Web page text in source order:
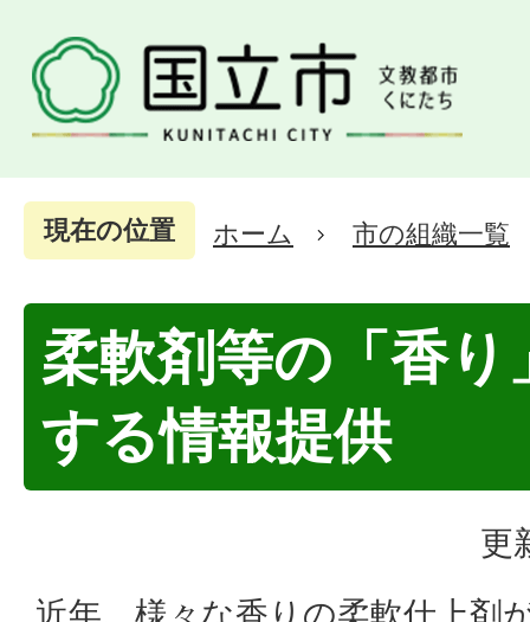
現在の位置 ホーム 市の組織一覧
柔軟剤等の「香り
する情報提供
更
近年、様々な香りの柔軟仕上剤